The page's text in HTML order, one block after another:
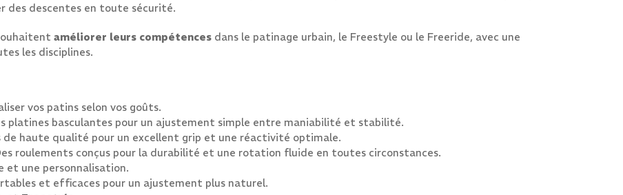
des descentes en toute sécurité.
améliorer leurs compétences dans le patinage urbain, le Freestyle ou le Freeride, avec une
les disciplines.
vos patins selon vos goûts.
platines basculantes pour un ajustement simple entre maniabilité et stabilité.
de haute qualité pour un excellent grip et une réactivité optimale.
roulements conçus pour la durabilité et une rotation fluide en toutes circonstances.
et une personnalisation.
et efficaces pour un ajustement plus naturel.